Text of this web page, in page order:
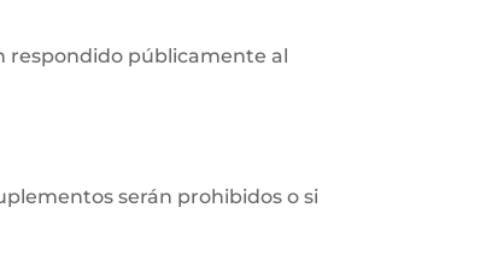
respondido públicamente al
serán prohibidos o si